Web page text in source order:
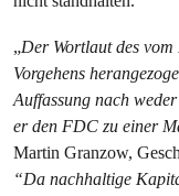
„Der Wortlaut des
Vorgehens
Auffassung nach
er den FDC zu einer
Martin Granzow,
“Da nachhaltige